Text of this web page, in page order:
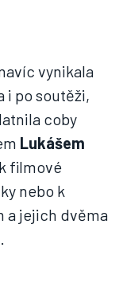
vynikala
i po soutěži,
coby
Lukášem
filmové
nebo k
a jejich dvěma